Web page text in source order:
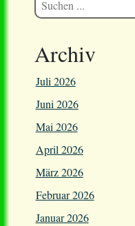
Archiv
Juli 2026
Juni 2026
Mai 2026
April 2026
März 2026
Februar 2026
Januar 2026